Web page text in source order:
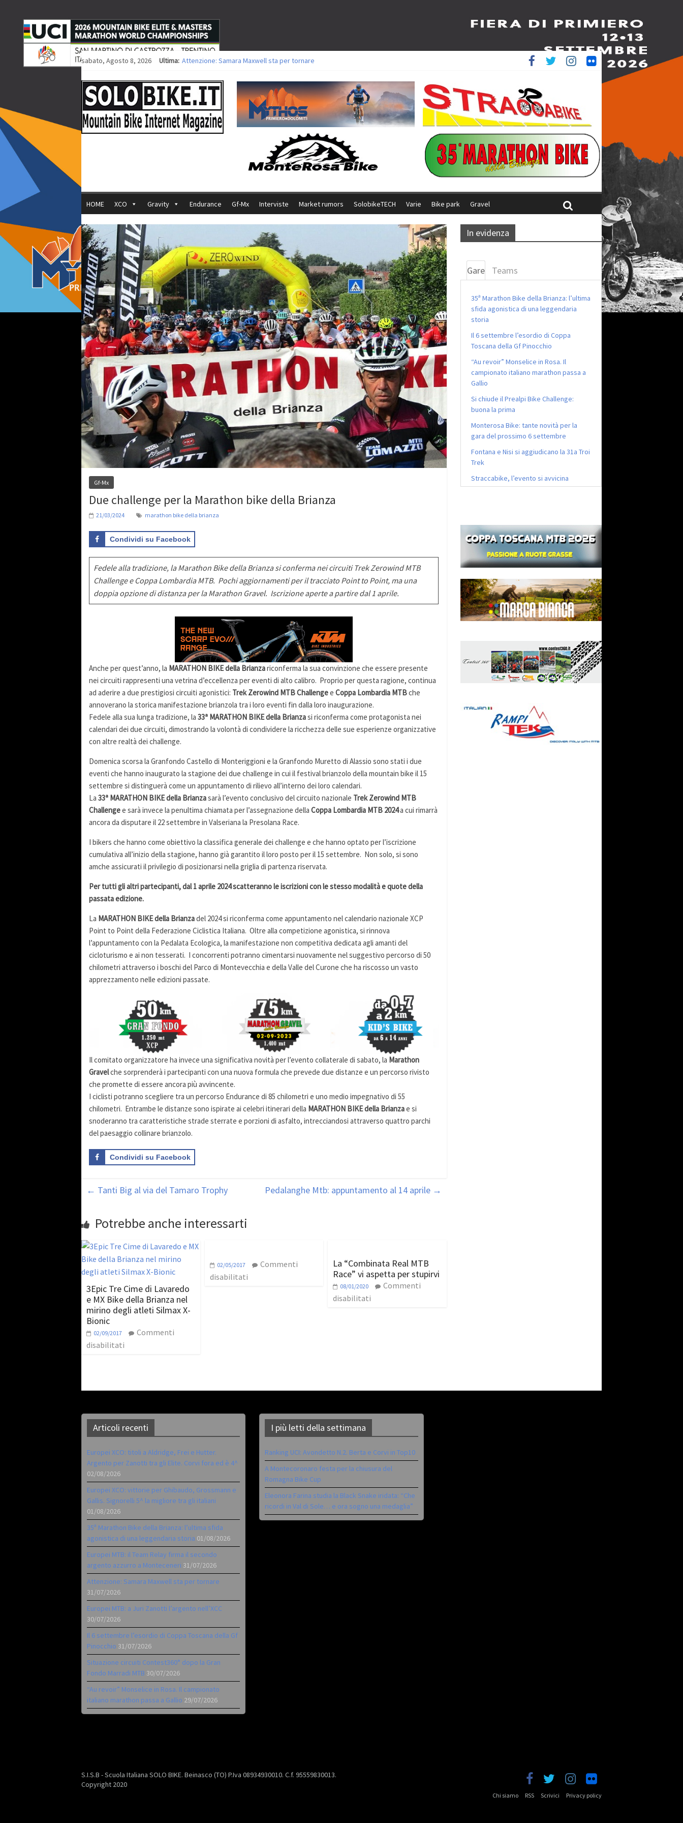
sabato, Agosto 8, 2026 Ultima: Attenzione: Samara Maxwell sta per tornare
Europei XCO: vittorie per Ghibaudo, Grossmann e Gallis. Signorelli 5^ la migliore tra gli italiani
35ª Marathon Bike della Brianza: l’ultima sfida agonistica di una leggendaria storia
Europei MTB: il Team Relay firma il secondo argento azzurro a Monteceneri
HOME XCO Gravity Endurance Gf-Mx Interviste Market rumors SolobikeTECH Varie Bike park Gravel
Gf-Mx
Due challenge per la Marathon bike della Brianza
21/03/2024 marathon bike della brianza
Condividi su Facebook
Fedele alla tradizione, la Marathon Bike della Brianza si conferma nei circuiti Trek Zerowind MTB
Challenge e Coppa Lombardia MTB. Pochi aggiornamenti per il tracciato Point to Point, ma una
doppia opzione di distanza per la Marathon Gravel. Iscrizione aperte a partire dal 1 aprile.
Anche per quest’anno, la MARATHON BIKE della Brianzariconferma la sua convinzione che essere presente
nei circuiti rappresenti una vetrina d’eccellenza per eventi di alto calibro. Proprio per questa ragione, continua
ad aderire a due prestigiosi circuiti agonistici: Trek Zerowind MTB Challengee Coppa Lombardia MTBche
annoverano la storica manifestazione brianzola tra i loro eventi fin dalla loro inaugurazione.
Fedele alla sua lunga tradizione, la 33ª MARATHON BIKE della Brianzasi riconferma come protagonista nei
calendari dei due circuiti, dimostrando la volontà di condividere la ricchezza delle sue esperienze organizzative
con altre realtà dei challenge.
Domenica scorsa la Granfondo Castello di Monteriggioni e la Granfondo Muretto di Alassio sono stati i due
eventi che hanno inaugurato la stagione dei due challenge in cui il festival brianzolo della mountain bike il 15
settembre si distinguerà come un appuntamento di rilievo all’interno dei loro calendari.
La 33ª MARATHON BIKE della Brianzasarà l’evento conclusivo del circuito nazionale Trek Zerowind MTB
Challengee sarà invece la penultima chiamata per l’assegnazione della Coppa Lombardia MTB 2024a cui rimarrà
ancora da disputare il 22 settembre in Valseriana la Presolana Race.
I bikers che hanno come obiettivo la classifica generale dei challenge e che hanno optato per l’iscrizione
cumulativa all’inizio della stagione, hanno già garantito il loro posto per il 15 settembre. Non solo, si sono
amche assicurati il privilegio di posizionarsi nella griglia di partenza riservata.
Per tutti gli altri partecipanti, dal 1 aprile 2024 scatteranno le iscrizioni con le stesso modalità e quote della
passata edizione.
La MARATHON BIKE della Brianzadel 2024 si riconferma come appuntamento nel calendario nazionale XCP
Point to Point della Federazione Ciclistica Italiana. Oltre alla competizione agonistica, si rinnova
l’appuntamento con la Pedalata Ecologica, la manifestazione non competitiva dedicata agli amanti del
cicloturismo e ai non tesserati. I concorrenti potranno cimentarsi nuovamente nel suggestivo percorso di 50
chilometri attraverso i boschi del Parco di Montevecchia e della Valle del Curone che ha riscosso un vasto
apprezzamento nelle edizioni passate.
Il comitato organizzatore ha invece una significativa novità per l’evento collaterale di sabato, la Marathon
Gravelche sorprenderà i partecipanti con una nuova formula che prevede due distanze e un percorso rivisto
che promette di essere ancora più avvincente.
I ciclisti potranno scegliere tra un percorso Endurance di 85 chilometri e uno medio impegnativo di 55
chilometri. Entrambe le distanze sono ispirate ai celebri itinerari della MARATHON BIKE della Brianzae si
snoderanno tra caratteristiche strade sterrate e porzioni di asfalto, intrecciandosi attraverso quattro parchi
del paesaggio collinare brianzolo.
Condividi su Facebook
← Tanti Big al via del Tamaro Trophy Pedalanghe Mtb: appuntamento al 14 aprile →
Potrebbe anche interessarti
3Epic Tre Cime di Lavaredo
e MX Bike della Brianza nel
mirino degli atleti Silmax X-
Bionic
02/09/2017
Commenti
disabilitati
02/05/2017
Commenti
disabilitati
La “Combinata Real MTB
Race” vi aspetta per stupirvi
08/01/2020
Commenti
disabilitati
In evidenza
Gare Teams
35ª Marathon Bike della Brianza: l’ultima
sfida agonistica di una leggendaria
storia
Il 6 settembre l’esordio di Coppa
Toscana della Gf Pinocchio
“Au revoir” Monselice in Rosa. Il
campionato italiano marathon passa a
Gallio
Si chiude il Prealpi Bike Challenge:
buona la prima
Monterosa Bike: tante novità per la
gara del prossimo 6 settembre
Fontana e Nisi si aggiudicano la 31a Troi
Trek
Straccabike, l’evento si avvicina
Articoli recenti
Europei XCO: titoli a Aldridge, Frei e Hutter.
Argento per Zanotti tra gli Elite. Corvi fora ed è 4^
02/08/2026
Europei XCO: vittorie per Ghibaudo, Grossmann e
Gallis. Signorelli 5^ la migliore tra gli italiani
01/08/2026
35ª Marathon Bike della Brianza: l’ultima sfida
agonistica di una leggendaria storia 01/08/2026
Europei MTB: il Team Relay firma il secondo
argento azzurro a Monteceneri 31/07/2026
Attenzione: Samara Maxwell sta per tornare
31/07/2026
Europei MTB: a Juri Zanotti l’argento nell’XCC
30/07/2026
Il 6 settembre l’esordio di Coppa Toscana della Gf
Pinocchio 31/07/2026
Situazione circuiti Contest360° dopo la Gran
Fondo Marradi MTB 30/07/2026
“Au revoir” Monselice in Rosa. Il campionato
italiano marathon passa a Gallio 29/07/2026
I più letti della settimana
Ranking UCI: Avondetto N.2. Berta e Corvi in Top10
A Montecoronaro festa per la chiusura del
Romagna Bike Cup
Eleonora Farina studia la Black Snake iridata: “Che
ricordi in Val di Sole… e ora sogno una medaglia”
Chi siamo RSS Scrivici Privacy policy
S.I.S.B - Scuola Italiana SOLO BIKE. Beinasco (TO) P.Iva 08934930010. C.f. 95559830013.
Copyright 2020